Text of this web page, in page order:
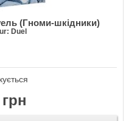
(Гноми-шкідники)
Duel